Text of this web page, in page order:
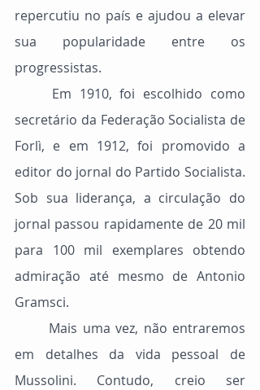
repercutiu no país e ajudou a elevar
sua popularidade entre os
progressistas.
secretário da Federação Socialista de
Forlì, e em 1912, foi promovido a
editor do jornal do Partido Socialista.
Sob sua liderança, a circulação do
jornal passou rapidamente de 20 mil
para 100 mil exemplares obtendo
admiração até mesmo de Antonio
Gramsci.
em detalhes da vida pessoal de
Mussolini. Contudo, creio ser